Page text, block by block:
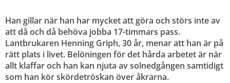
Han gillar när han har mycket att göra och störs inte av
att då och då behöva jobba 17-timmars pass.
Lantbrukaren Henning Griph, 30 år, menar att han är på
rätt plats i livet. Belöningen för det hårda arbetet är när
allt klaffar och han kan njuta av solnedgången samtidigt
som han kör skördetröskan över åkrarna.